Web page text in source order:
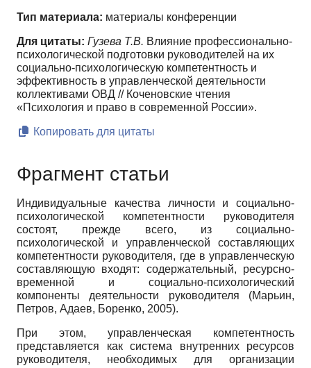
Тип материала: материалы конференции
Для цитаты: Гузева Т.В. Влияние профессионально-
психологической подготовки руководителей на их
социально-психологическую компетентность и
эффективность в управленческой деятельности
коллективами ОВД // Коченовские чтения
«Психология и право в современной России».
Копировать для цитаты
Фрагмент статьи
Индивидуальные качества личности и социально-
психологической компетентности руководителя
состоят, прежде всего, из социально-
психологической и управленческой составляющих
компетентности руководителя, где в управленческую
составляющую входят: содержательный, ресурсно-
временной и социально-психологический
компоненты деятельности руководителя (Марьин,
Петров, Адаев, Боренко, 2005).
При этом, управленческая компетентность
представляется как система внутренних ресурсов
руководителя, необходимых для организации